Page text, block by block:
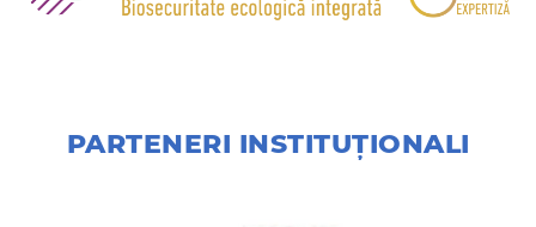
PARTENERI INSTITUȚIONALI